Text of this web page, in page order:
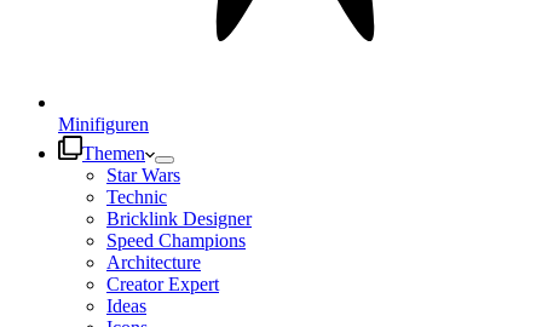
Minifiguren
Themen
Star Wars
Technic
Bricklink Designer
Speed Champions
Architecture
Creator Expert
Ideas